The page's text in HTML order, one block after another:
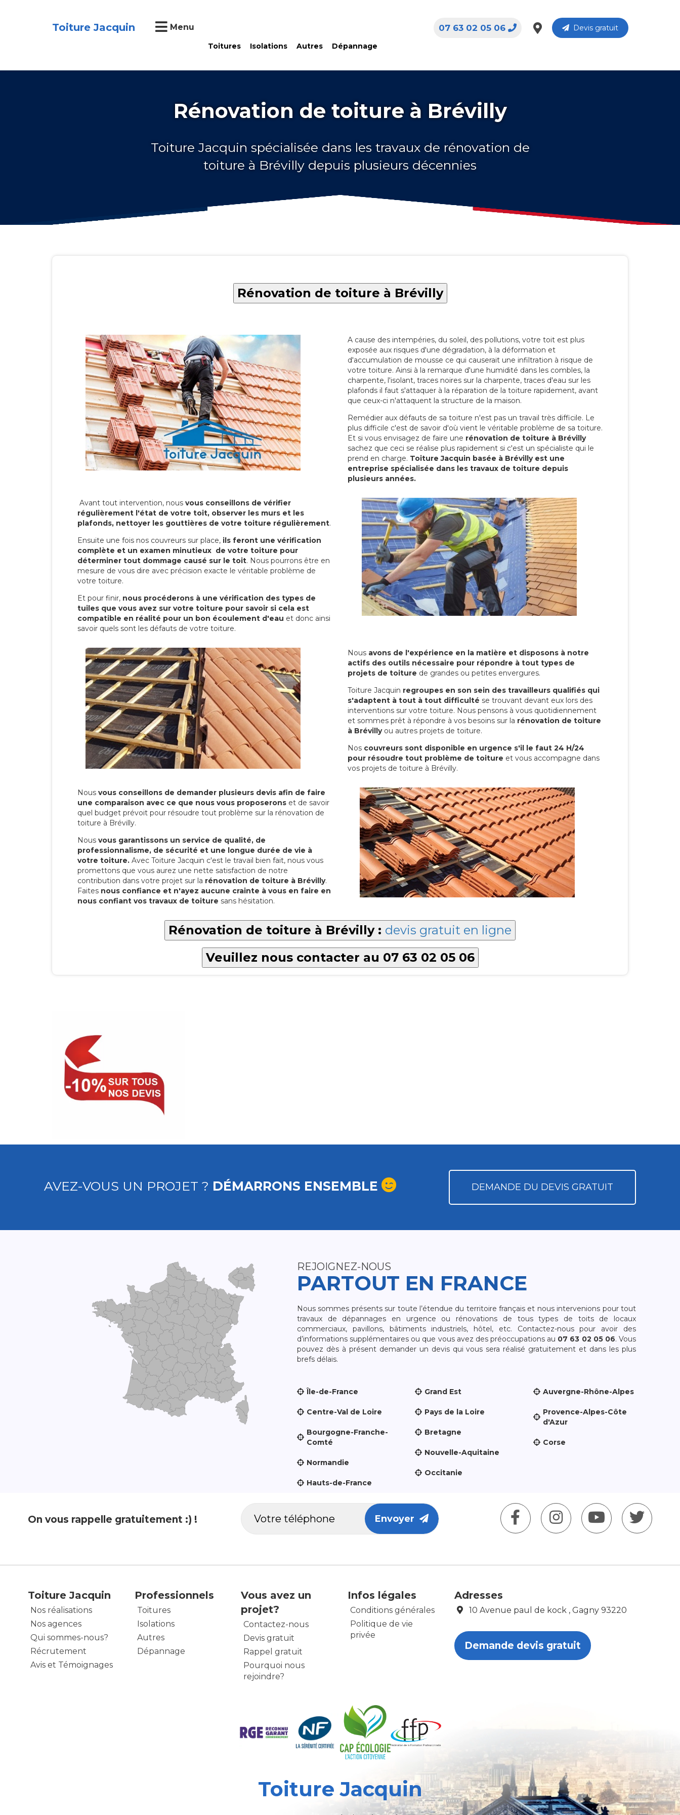
Toiture Jacquin Menu
Toitures Isolations Autres Dépannage
Devis gratuit
07 63 02 05 06
Rénovation de toiture à Brévilly
Toiture Jacquin spécialisée dans les travaux de rénovation de
toiture à Brévilly depuis plusieurs décennies
Rénovation de toiture à Brévilly
A cause des intempéries, du soleil, des pollutions, votre toit est plus
exposée aux risques d'une dégradation, à la déformation et
d'accumulation de mousse ce qui causerait une infiltration à risque de
votre toiture. Ainsi à la remarque d'une humidité dans les combles, la
charpente, l'isolant, traces noires sur la charpente, traces d'eau sur les
plafonds il faut s'attaquer à la réparation de la toiture rapidement, avant
que ceux-ci n'attaquent la structure de la maison.
Remédier aux défauts de sa toiture n'est pas un travail très difficile. Le
plus difficile c'est de savoir d'où vient le véritable problème de sa toiture.
Et si vous envisagez de faire une rénovation de toiture à Brévilly
sachez que ceci se réalise plus rapidement si c'est un spécialiste qui le
prend en charge. Toiture Jacquin basée à Brévilly est une
entreprise spécialisée dans les travaux de toiture depuis
plusieurs années.
Avant tout intervention, nous vous conseillons de vérifier
régulièrement l'état de votre toit, observer les murs et les
plafonds, nettoyer les gouttières de votre toiture régulièrement.
Ensuite une fois nos couvreurs sur place, ils feront une vérification
complète et un examen minutieux de votre toiture pour
déterminer tout dommage causé sur le toit. Nous pourrons être en
mesure de vous dire avec précision exacte le véritable problème de
votre toiture.
Et pour finir, nous procéderons à une vérification des types de
tuiles que vous avez sur votre toiture pour savoir si cela est
compatible en réalité pour un bon écoulement d'eau et donc ainsi
savoir quels sont les défauts de votre toiture.
Nous avons de l'expérience en la matière et disposons à notre
actifs des outils nécessaire pour répondre à tout types de
projets de toiture de grandes ou petites envergures.
Toiture Jacquin regroupes en son sein des travailleurs qualifiés qui
s'adaptent à tout à tout difficulté se trouvant devant eux lors des
interventions sur votre toiture. Nous pensons à vous quotidiennement
et sommes prêt à répondre à vos besoins sur la rénovation de toiture
à Brévillyou autres projets de toiture.
Nos couvreurs sont disponible en urgence s'il le faut 24 H/24
pour résoudre tout problème de toiture et vous accompagne dans
vos projets de toiture à Brévilly.
Nous vous conseillons de demander plusieurs devis afin de faire
une comparaison avec ce que nous vous proposerons et de savoir
quel budget prévoit pour résoudre tout problème sur la rénovation de
toiture à Brévilly.
Nous vous garantissons un service de qualité, de
professionnalisme, de sécurité et une longue durée de vie à
votre toiture. Avec Toiture Jacquin c'est le travail bien fait, nous vous
promettons que vous aurez une nette satisfaction de notre
contribution dans votre projet sur la rénovation de toiture à Brévilly.
Faites nous confiance et n'ayez aucune crainte à vous en faire en
nous confiant vos travaux de toiture sans hésitation.
Rénovation de toiture à Brévilly : devis gratuit en ligne
Veuillez nous contacter au 07 63 02 05 06
AVEZ-VOUS UN PROJET ? DÉMARRONS ENSEMBLE DEMANDE DU DEVIS GRATUIT
REJOIGNEZ-NOUS
PARTOUT EN FRANCE
Nous sommes présents sur toute l’étendue du territoire français et nous intervenions pour tout
travaux de dépannages en urgence ou rénovations de tous types de toits de locaux
commerciaux, pavillons, bâtiments industriels, hôtel, etc. Contactez-nous pour avoir des
d’informations supplémentaires ou que vous avez des préoccupations au 07 63 02 05 06. Vous
pouvez dès à présent demander un devis qui vous sera réalisé gratuitement et dans les plus
brefs délais.
Île-de-France
Centre-Val de Loire
Bourgogne-Franche-
Comté
Normandie
Hauts-de-France
Grand Est
Pays de la Loire
Bretagne
Nouvelle-Aquitaine
Occitanie
Auvergne-Rhône-Alpes
Provence-Alpes-Côte
d'Azur
Corse
On vous rappelle gratuitement :) ! Envoyer
Toiture Jacquin
Nos réalisations
Nos agences
Qui sommes-nous?
Récrutement
Avis et Témoignages
Professionnels
Toitures
Isolations
Autres
Dépannage
Vous avez un
projet?
Contactez-nous
Devis gratuit
Rappel gratuit
Pourquoi nous
rejoindre?
Infos légales
Conditions générales
Politique de vie
privée
Adresses
10 Avenue paul de kock , Gagny 93220
Demande devis gratuit
Toiture Jacquin